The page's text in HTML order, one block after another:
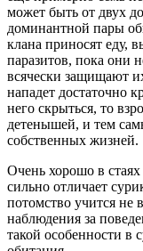
может быть от двух
доминантной пары
клана приносят еду,
паразитов, пока они
всячески защищают
нападет достаточно
него скрыться, то
детенышей, и тем
собственных жизней.
Очень хорошо в
сильно отличает
потомство учится не
наблюдения за
такой особенности в